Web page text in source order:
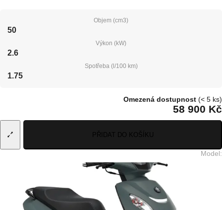
Objem (cm3)
50
Výkon (kW)
2.6
Spotřeba (l/100 km)
1.75
Omezená dostupnost (< 5 ks)
58 900 Kč
PŘIDAT DO KOŠÍKU
Model: